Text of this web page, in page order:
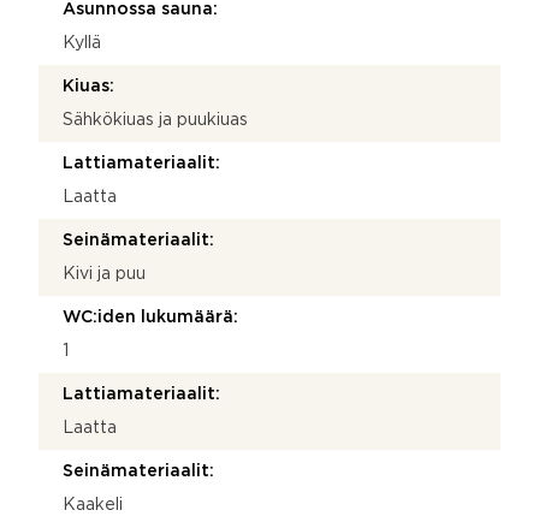
Asunnossa sauna:
Kyllä
Kiuas:
Sähkökiuas ja puukiuas
Lattiamateriaalit:
Laatta
Seinämateriaalit:
Kivi ja puu
WC:iden lukumäärä:
Lattiamateriaalit:
Laatta
Seinämateriaalit:
Kaakeli